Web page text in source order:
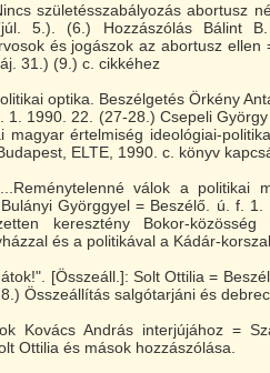
születésszabályozás abortusz
5.). (6.) Hozzászólás Bálint B.
és jogászok az abortusz ellen
31.) (9.) c. cikkéhez
optika. Beszélgetés Örkény
1. 1990. 22. (27-28.) Csepeli
magyar értelmiség ideológiai-
ELTE, 1990. c. könyv
válok a politikai
Györggyel = Beszélő. ú. f.
keresztény Bokor-közösség
és a politikával a Kádár-
[Összeáll.]: Solt Ottilia =
Összeállítás salgótarjáni és
Kovács András interjújához =
Ottilia és mások hozzászólása.